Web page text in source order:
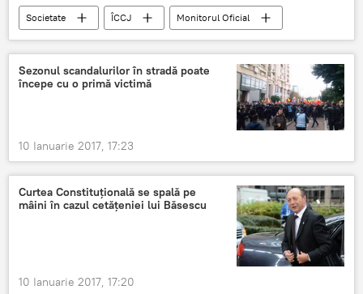
Societate ÎCCJ
Monitorul Oficial
E-mail
codul muncii
Codul Civil
România
Sezonul scandalurilor în stradă poate
începe cu o primă victimă
10 Ianuarie 2017, 17:23
Curtea Constituțională se spală pe
mâini în cazul cetățeniei lui Băsescu
10 Ianuarie 2017, 17:20